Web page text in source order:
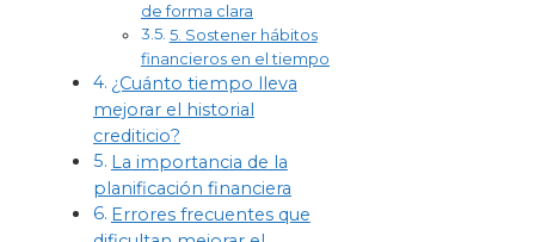
de forma clara
5. Sostener hábitos
financieros en el tiempo
¿Cuánto tiempo lleva
mejorar el historial
crediticio?
La importancia de la
planificación financiera
Errores frecuentes que